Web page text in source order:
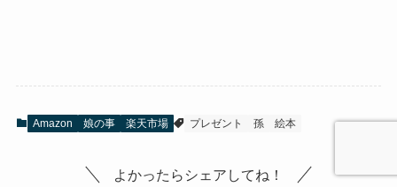
Amazon 娘の事 楽天市場 プレゼント 孫 絵本
よかったらシェアしてね！